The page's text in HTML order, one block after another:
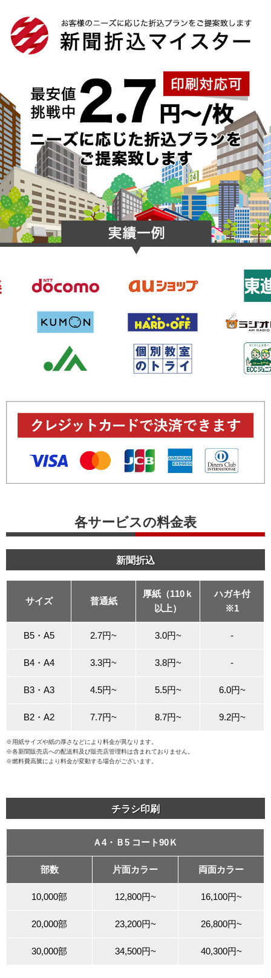
各サービスの料金表
新聞折込
サイズ 普通紙
厚紙（110ｋ
以上）
ハガキ付
※1
B5・A5 2.7円~ 3.0円~ -
B4・A4 3.3円~ 3.8円~ -
B3・A3 4.5円~ 5.5円~ 6.0円~
B2・A2 7.7円~ 8.7円~ 9.2円~
※用紙サイズや紙の厚さなどにより料金が異なります。
※各新聞販売店への配送料及び販売店管理料は含まれておりません。
※燃料費高騰により料金が変動する場合がございます。
チラシ印刷
Ａ4・Ｂ5 コート90Ｋ
部数 片面カラー 両面カラー
10,000部 12,800円~ 16,100円~
20,000部 23,200円~ 26,800円~
30,000部 34,500円~ 40,300円~